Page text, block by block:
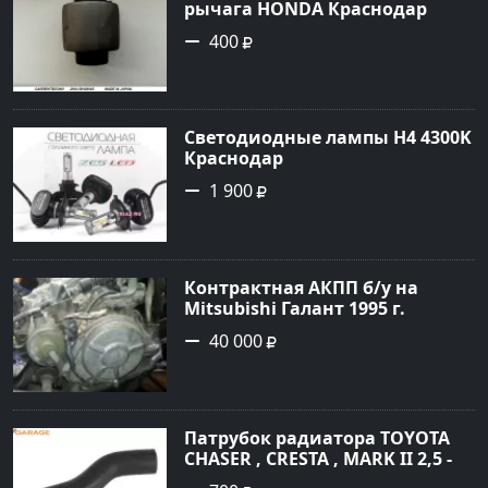
рычага HONDA Краснодар
400
Светодиодные лампы H4 4300K
Краснодар
1 900
Контрактная АКПП б/у на
Mitsubishi Галант 1995 г.
Геленджик
40 000
Патрубок радиатора TOYOTA
CHASER , CRESTA , MARK II 2,5 -
3,0 1996 Краснодар